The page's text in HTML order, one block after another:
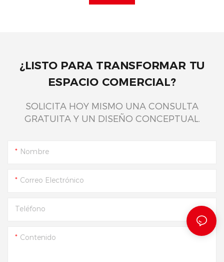
¿LISTO PARA TRANSFORMAR TU
ESPACIO COMERCIAL?
SOLICITA HOY MISMO UNA CONSULTA
GRATUITA Y UN DISEÑO CONCEPTUAL.
Nombre
Correo Electrónico
Teléfono
Contenido